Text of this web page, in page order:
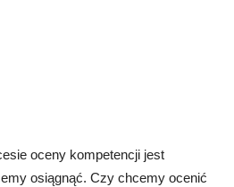
oceny kompetencji jest
osiągnąć. Czy chcemy ocenić